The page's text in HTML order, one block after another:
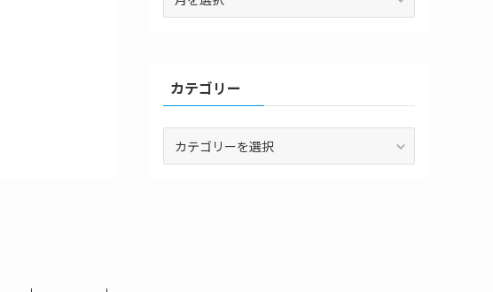
カテゴリー